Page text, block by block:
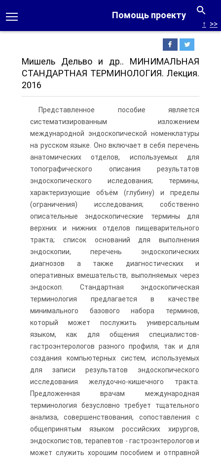
Помощь проекту
↑ >>
Мишель Дельво и др.. МИНИМАЛЬНАЯ
СТАНДАРТНАЯ ТЕРМИНОЛОГИЯ. Лекция.
2016
Представленное пособие является
систематизированным изложением
международной эндоскопической номенклатуры
на русском языке. Оно включает в себя перечень
анатомических отделов, используемых для
топографического описания результатов
эндоскопического иследования; термины,
характеризующие объём (глубину) и пределы
(ограничения) исследования; собственно
описательные эндоскопические термины для
верхних и нижних отделов пищеварительного
тракта; список оснований для выполнения
эндоскопии, перечень эндоскопических
диагнозов а также диагностических и
оперативных вмешательств, выполняемых через
эндоскоп. Стандартная эндоскопическая
терминология предлагается в качестве
минимального базового набора терминов,
который может послужить универсальным
языком, как для общения специалистов-
гастроэнтерологов разного профиля, так и для
создания компьютерных систем, используемых
для записи результатов эндоскопического
исследования желудочно-кишечного тракта.
Предложенная врачам международная
терминология безусловно требует тщательного
анализа, совершенствования, сопоставления с
общепринятым языком российских хирургов,
эндоскопистов, терапевтов - гастроэнтерологов и
может служить хорошим пособием и отправной